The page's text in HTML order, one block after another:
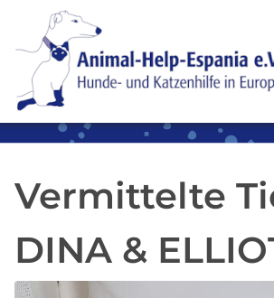
SKIP TO MAIN CONTENT
Vermittelte
DINA &